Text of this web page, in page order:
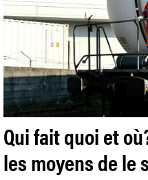
Qui fait quoi et
les moyens de le